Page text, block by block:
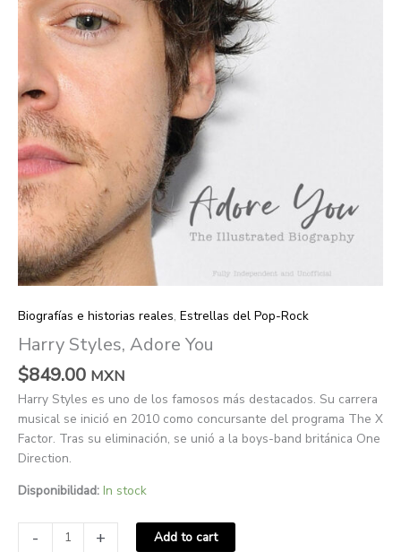
Biografías e historias reales, Estrellas del Pop-Rock
Harry Styles, Adore You
$849.00 MXN
Harry Styles es uno de los famosos más destacados. Su carrera
musical se inició en 2010 como concursante del programa The X
Factor. Tras su eliminación, se unió a la boys-band británica One
Direction.
Disponibilidad: In stock
- + Add to cart